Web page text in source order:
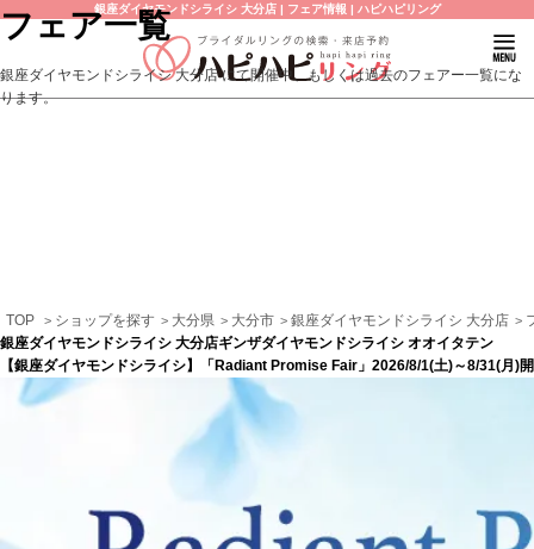
銀座ダイヤモンドシライシ 大分店 | フェア情報 | ハピハピリング
TOP ショップを探す 大分県 大分市 銀座ダイヤモンドシライシ 大分店
銀座ダイヤモンドシライシ 大分店ギンザダイヤモンドシライシ オオイタテン
フェア一覧
銀座ダイヤモンドシライシ 大分店 にて開催中、もしくは過去のフェアー一覧にな
ります。
【銀座ダイヤモンドシライシ】「Radiant Promise Fair」2026/8/1(土)～8/31(月)